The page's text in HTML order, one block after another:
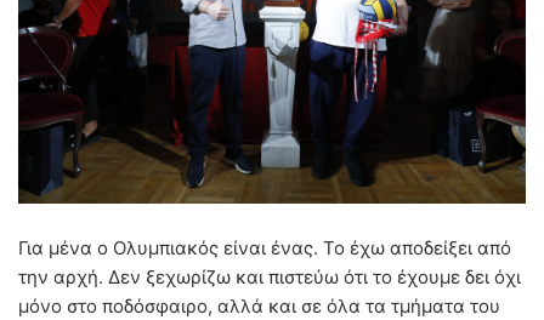
Για μένα ο Ολυμπιακός είναι ένας. Το έχω αποδείξει από
την αρχή. Δεν ξεχωρίζω και πιστεύω ότι το έχουμε δει όχι
μόνο στο ποδόσφαιρο, αλλά και σε όλα τα τμήματα του